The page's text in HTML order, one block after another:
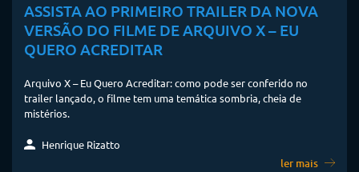
ASSISTA AO PRIMEIRO TRAILER DA NOVA
VERSÃO DO FILME DE ARQUIVO X – EU
QUERO ACREDITAR
Arquivo X – Eu Quero Acreditar: como pode ser conferido no
trailer lançado, o filme tem uma temática sombria, cheia de
mistérios.
Henrique Rizatto
ler mais